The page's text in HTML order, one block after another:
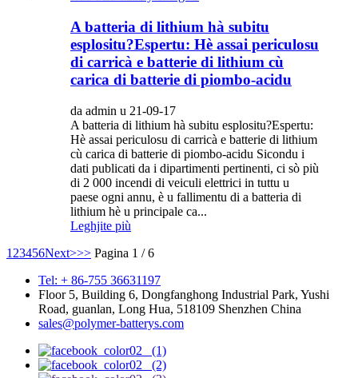
A batteria di lithium hà subitu
esplositu?Espertu: Hè assai periculosu
di carricà e batterie di lithium cù
carica di batterie di piombo-acidu
da admin u 21-09-17
A batteria di lithium hà subitu esplositu?Espertu:
Hè assai periculosu di carricà e batterie di lithium
cù carica di batterie di piombo-acidu Sicondu i
dati publicati da i dipartimenti pertinenti, ci sò più
di 2 000 incendi di veiculi elettrici in tuttu u
paese ogni annu, è u fallimentu di a batteria di
lithium hè u principale ca...
Leghjite più
1 23456Next>>> Pagina 1 / 6
Tel: + 86-755 36631197
Floor 5, Building 6, Dongfanghong Industrial Park, Yushi
Road, guanlan, Long Hua, 518109 Shenzhen China
sales@polymer-batterys.com